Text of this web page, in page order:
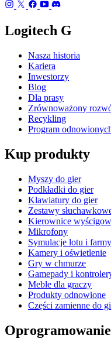
Logitech G
Nasza historia
Kariera
Inwestorzy
Blog
Dla prasy
Zrównoważony
Recykling
Program
Kup produkty
Myszy do gier
Podkładki do gier
Klawiatury do gier
Zestawy
Kierownice
Mikrofony
Symulacje lotu i farmy
Kamery i oświetlenie
Gry w chmurze
Gamepady i
Meble dla graczy
Produkty odnowione
Części zamienne do
Oprogramowanie